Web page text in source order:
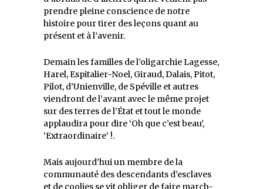
prendre pleine conscience de notre
histoire pour tirer des leçons quant au
présent et à l’avenir.
Demain les familles de l’oligarchie Lagesse,
Harel, Espitalier-Noel, Giraud, Dalais, Pitot,
Pilot, d’Unienville, de Spéville et autres
viendront de l’avant avec le même projet
sur des terres de l’État et tout le monde
applaudira pour dire ‘Oh que c’est beau’,
‘Extraordinaire’ !.
Mais aujourd’hui un membre de la
communauté des descendants d’esclaves
et de coolies se vit obliger de faire march-